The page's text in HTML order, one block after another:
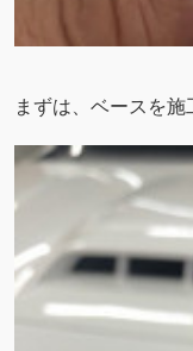
まずは、ベースを施